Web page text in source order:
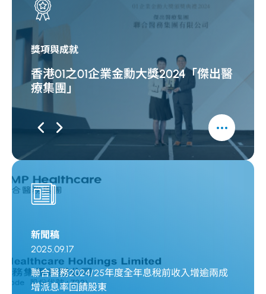
獎項與成就
香港01之01企業金勳大獎2024「傑出醫
療集團」
新聞稿
2025.09.17
聯合醫務2024/25年度全年息稅前收入增逾兩成
增派息率回饋股東